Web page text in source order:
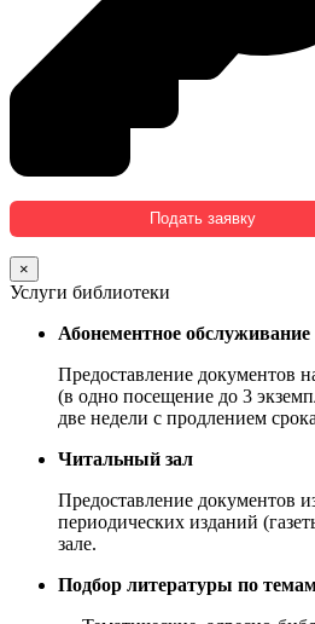
×
Услуги библиотеки
Абонементное обслуживание
Предоставление документов
(в одно посещение до 3
две недели с продлением
Читальный зал
Предоставление документов
периодических изданий
зале.
Подбор литературы по